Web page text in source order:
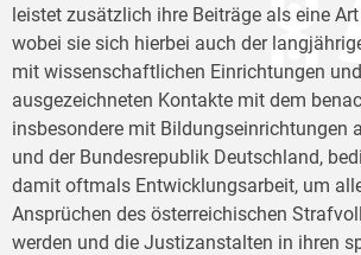
leistet zusätzlich ihre Beiträge als eine
wobei sie sich hierbei auch der
mit wissenschaftlichen Einrichtungen
ausgezeichneten Kontakte mit dem
insbesondere mit Bildungseinrichtungen
und der Bundesrepublik Deutschland,
damit oftmals Entwicklungsarbeit, um
Ansprüchen des österreichischen
werden und die Justizanstalten in ihren